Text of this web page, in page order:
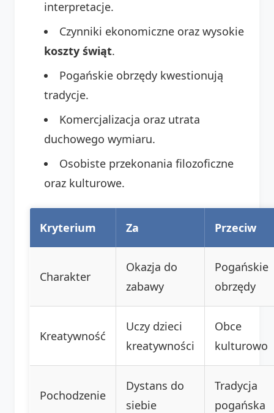
interpretacje.
Czynniki ekonomiczne oraz wysokie
koszty świąt.
Pogańskie obrzędy kwestionują
tradycje.
Komercjalizacja oraz utrata
duchowego wymiaru.
Osobiste przekonania filozoficzne
oraz kulturowe.
Kryterium Za Przeciw
Charakter
Okazja do
zabawy
Pogańskie
obrzędy
Kreatywność
Uczy dzieci
kreatywności
Obce
kulturowo
Pochodzenie
Dystans do
siebie
Tradycja
pogańska